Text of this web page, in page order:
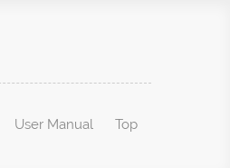
User Manual Top